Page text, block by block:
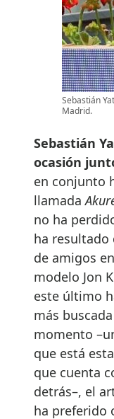
Sebastián
Madrid.
Sebastián
ocasión
en conjunto
llamada
no ha
ha resultado
de amigos
modelo Jon
este último
más
momento
que está
que cuenta
detrás–, el
ha preferido